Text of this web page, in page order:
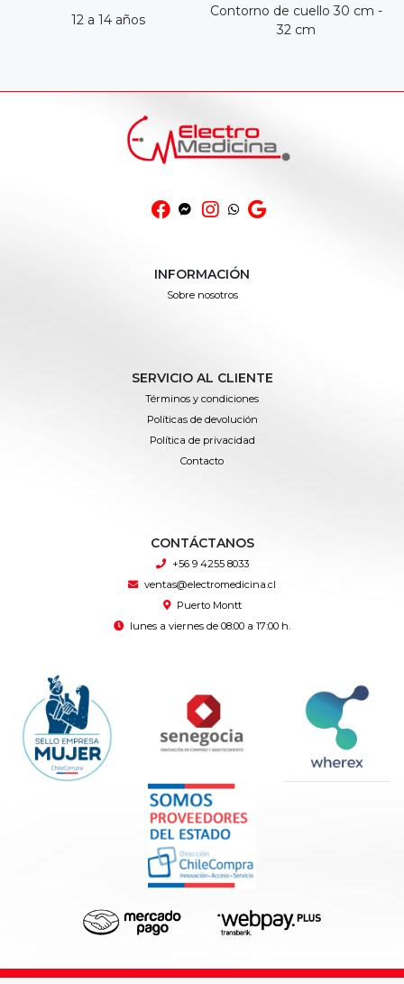
12 a 14 años
Contorno de cuello 30 cm -
32 cm
INFORMACIÓN
Sobre nosotros
SERVICIO AL CLIENTE
Términos y condiciones
Políticas de devolución
Política de privacidad
Contacto
CONTÁCTANOS
+56 9 4255 8033
ventas@electromedicina.cl
Puerto Montt
lunes a viernes de 08:00 a 17:00 h.